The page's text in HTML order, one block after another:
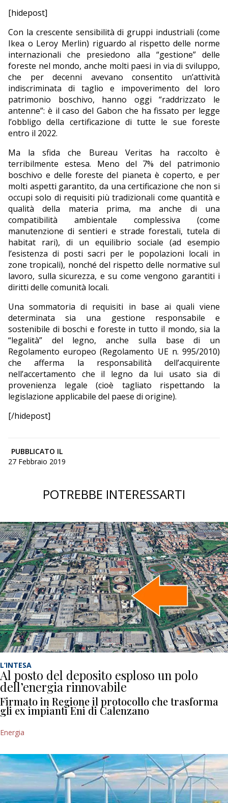
[hidepost]
Con la crescente sensibilità di gruppi industriali (come
Ikea o Leroy Merlin) riguardo al rispetto delle norme
internazionali che presiedono alla “gestione” delle
foreste nel mondo, anche molti paesi in via di sviluppo,
che per decenni avevano consentito un’attività
indiscriminata di taglio e impoverimento del loro
patrimonio boschivo, hanno oggi “raddrizzato le
antenne”: è il caso del Gabon che ha fissato per legge
l’obbligo della certificazione di tutte le sue foreste
entro il 2022.
Ma la sfida che Bureau Veritas ha raccolto è
terribilmente estesa. Meno del 7% del patrimonio
boschivo e delle foreste del pianeta è coperto, e per
molti aspetti garantito, da una certificazione che non si
occupi solo di requisiti più tradizionali come quantità e
qualità della materia prima, ma anche di una
compatibilità ambientale complessiva (come
manutenzione di sentieri e strade forestali, tutela di
habitat rari), di un equilibrio sociale (ad esempio
l’esistenza di posti sacri per le popolazioni locali in
zone tropicali), nonché del rispetto delle normative sul
lavoro, sulla sicurezza, e su come vengono garantiti i
diritti delle comunità locali.
Una sommatoria di requisiti in base ai quali viene
determinata sia una gestione responsabile e
sostenibile di boschi e foreste in tutto il mondo, sia la
“legalità” del legno, anche sulla base di un
Regolamento europeo (Regolamento UE n. 995/2010)
che afferma la responsabilità dell’acquirente
nell’accertamento che il legno da lui usato sia di
provenienza legale (cioè tagliato rispettando la
legislazione applicabile del paese di origine).
[/hidepost]
PUBBLICATO IL
27 Febbraio 2019
POTREBBE INTERESSARTI
L’INTESA
Al posto del deposito esploso un polo
dell’energia rinnovabile
Firmato in Regione il protocollo che trasforma
gli ex impianti Eni di Calenzano
Energia